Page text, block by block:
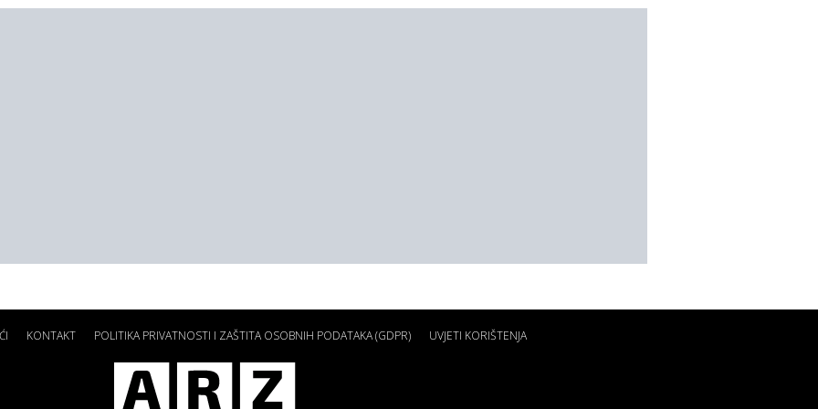
KONTAKT POLITIKA PRIVATNOSTI I ZAŠTITA OSOBNIH PODATAKA (GDPR) UVJETI KORIŠTENJA